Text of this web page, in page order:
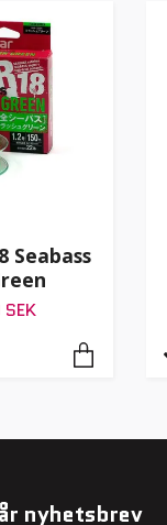
Seabass
nyhetsbrev